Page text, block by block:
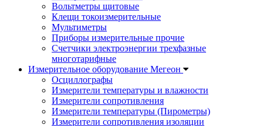
Вольтметры щитовые
Клещи токоизмерительные
Мультиметры
Приборы измерительные прочие
Счетчики электроэнергии трехфазные
многотарифные
Измерительное оборудование Мегеон
Осциллографы
Измерители температуры и влажности
Измерители сопротивления
Измерители температуры (Пирометры)
Измерители сопротивления изоляции